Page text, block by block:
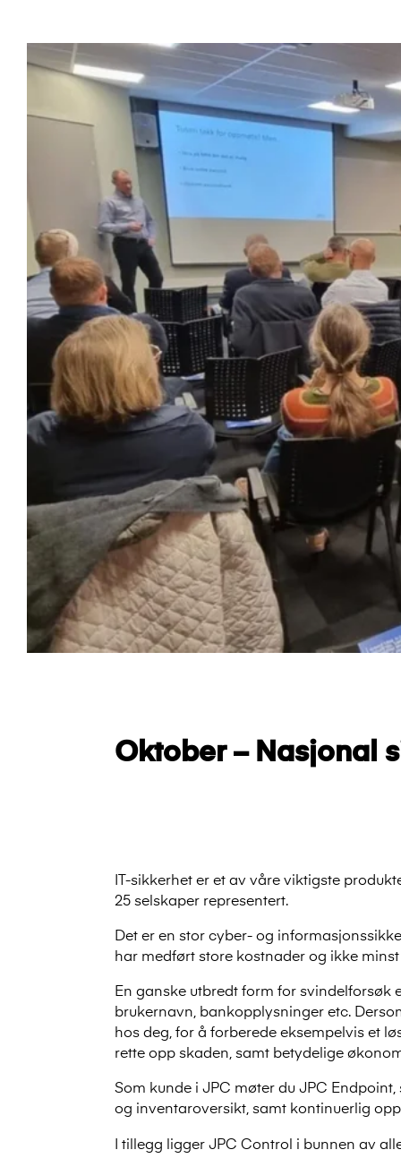
Oktober – Nasjonal
IT-sikkerhet er et av våre viktigste
25 selskaper representert.
Det er en stor cyber- og
har medført store kostnader og ikke
En ganske utbredt form for svindelforsøk
brukernavn, bankopplysninger etc.
hos deg, for å forberede eksempelvis et
rette opp skaden, samt betydelige
Som kunde i JPC møter du JPC
og inventaroversikt, samt kontinuerlig
I tillegg ligger JPC Control i bunnen av